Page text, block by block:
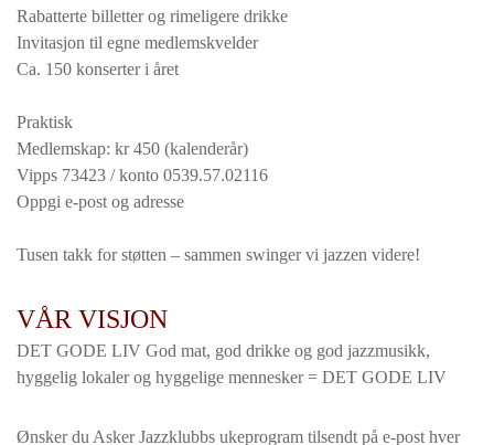
Rabatterte billetter og rimeligere drikke
Invitasjon til egne medlemskvelder
Ca. 150 konserter i året
Praktisk
Medlemskap: kr 450 (kalenderår)
Vipps 73423 / konto 0539.57.02116
Oppgi e-post og adresse
Tusen takk for støtten – sammen swinger vi jazzen videre!
VÅR VISJON
DET GODE LIV God mat, god drikke og god jazzmusikk,
hyggelig lokaler og hyggelige mennesker = DET GODE LIV
Ønsker du Asker Jazzklubbs ukeprogram tilsendt på e-post hver